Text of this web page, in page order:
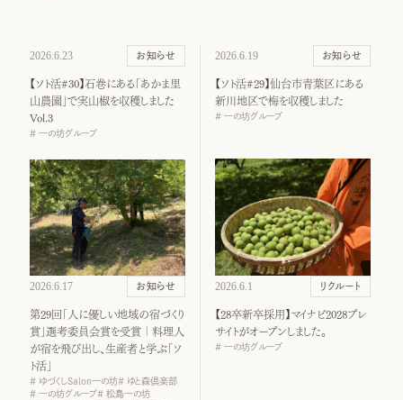
2026.6.23 お知らせ
【ソト活#30】石巻にある「あかま里
山農園」で実山椒を収穫しました
Vol.3
一の坊グループ
2026.6.19 お知らせ
【ソト活#29】仙台市青葉区にある
新川地区で梅を収穫しました
一の坊グループ
2026.6.17 お知らせ
第29回「人に優しい地域の宿づくり
賞」選考委員会賞を受賞｜料理人
が宿を飛び出し、生産者と学ぶ「ソ
ト活」
ゆづくしSalon一の坊
ゆと森倶楽部
一の坊グループ
松島一の坊
2026.6.1 リクルート
【28卒新卒採用】マイナビ2028プレ
サイトがオープンしました。
一の坊グループ